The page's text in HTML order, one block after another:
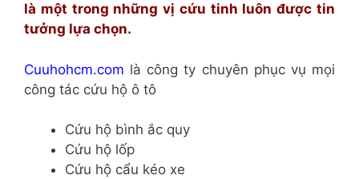
là một trong những vị cứu tinh luôn được tin
tưởng lựa chọn.
Cuuhohcm.com là công ty chuyên phục vụ mọi
công tác cứu hộ ô tô
Cứu hộ bình ắc quy
Cứu hộ lốp
Cứu hộ cẩu kéo xe